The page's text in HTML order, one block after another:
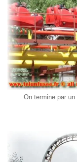
On termine par un